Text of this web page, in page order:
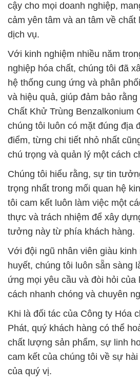
cậy cho mọi doanh nghiệp,
cảm yên tâm và an tâm về
dịch vụ.
Với kinh nghiệm nhiều năm
nghiệp hóa chất, chúng tôi đã
hệ thống cung ứng và phân
và hiệu quả, giúp đảm bảo
Chất Khử Trùng Benzalkonium
chúng tôi luôn có mặt đúng địa
điểm, từng chi tiết nhỏ nhất
chú trọng và quản lý một cách
Chúng tôi hiểu rằng, sự tin
trọng nhất trong mối quan hệ
tôi cam kết luôn làm việc một
thực và trách nhiệm để xây
tưởng này từ phía khách hàng.
Với đội ngũ nhân viên giàu kinh
huyết, chúng tôi luôn sẵn sàng
ứng mọi yêu cầu và đòi hỏi của
cách nhanh chóng và chuyên
Khi là đối tác của Công ty Hóa
Phát, quý khách hàng có thể
chất lượng sản phẩm, sự linh
cam kết của chúng tôi về sự
của quý vị.